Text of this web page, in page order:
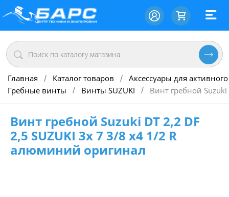
Главная / Каталог товаров / Аксессуары для
Гребные винты
/ Винты SUZUKI / Винт гребной
Винт гребной Suzuki DT 2,2 DF
2,5 SUZUKI 3х 7 3/8 х4 1/2 R
алюминий оригинал